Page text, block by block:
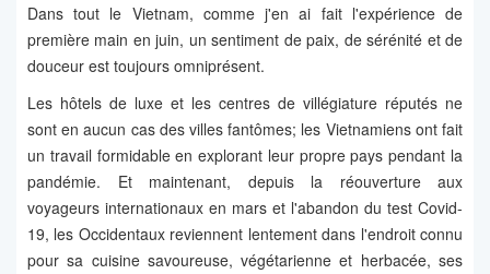
Dans tout le Vietnam, comme j'en ai fait l'expérience de
première main en juin, un sentiment de paix, de sérénité et de
douceur est toujours omniprésent.
Les hôtels de luxe et les centres de villégiature réputés ne
sont en aucun cas des villes fantômes; les Vietnamiens ont fait
un travail formidable en explorant leur propre pays pendant la
pandémie. Et maintenant, depuis la réouverture aux
voyageurs internationaux en mars et l'abandon du test Covid-
19, les Occidentaux reviennent lentement dans l'endroit connu
pour sa cuisine savoureuse, végétarienne et herbacée, ses